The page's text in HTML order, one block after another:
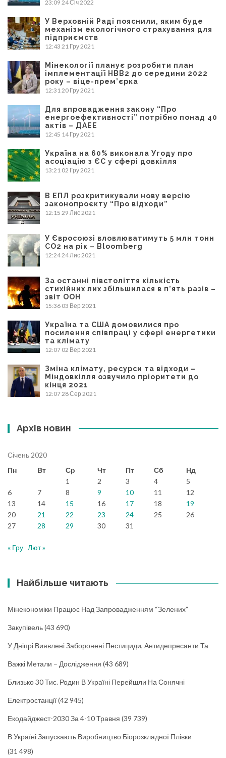
23:09 24 Січ 2022
У Верховній Раді пояснили, яким буде
механізм екологічного страхування для
підприємств
12:43 21 Гру 2021
Мінекології планує розробити план
імплементації НВВ2 до середини 2022
року – віце-прем’єрка
12:3120 Гру 2021
Для впровадження закону “Про
енергоефективності” потрібно понад 40
актів – ДАЕЕ
12:45 14 Гру 2021
Україна на 60% виконала Угоду про
асоціацію з ЄС у сфері довкілля
13:21 02 Гру 2021
В ЕПЛ розкритикували нову версію
законопроєкту “Про відходи”
12:15 29 Лис 2021
У Євросоюзі вловлюватимуть 5 млн тонн
CO2 на рік – Bloomberg
12:2424 Лис 2021
За останні півстоліття кількість
стихійних лих збільшилася в п’ять разів –
звіт ООН
15:36 03 Вер 2021
Україна та США домовилися про
посилення співпраці у сфері енергетики
та клімату
12:07 02 Вер 2021
Зміна клімату, ресурси та відходи –
Міндовкілля озвучило пріоритети до
кінця 2021
12:0728 Сер 2021
Архів новин
Січень 2020
Пн
Вт Ср Чт Пт Сб
Нд
1
2 3 4
5
6
7 8 9 10 11
12
13
14 15 16 17 18
19
20
21 22 23 24 25
26
27
28 29 30 31
« Гру Лют »
Найбільше читають
Мінекономіки Працює Над Запровадженням “зелених”
Закупівель(43 690)
У Дніпрі Виявлені Заборонені Пестициди, Антидепресанти Та
Важкі Метали – Дослідження (43 689)
Близько 30 Тис. Родин В Україні Перейшли На Сонячні
Електростанції(42 945)
Екодайджест-2030 За 4-10 Травня (39 739)
В Україні Запускають Виробництво Біорозкладної Плівки
(31 498)